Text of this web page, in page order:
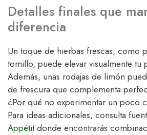
Detalles finales que
diferencia
Un toque de hierbas frescas, como
tomillo, puede elevar visualmente tu
Además, unas rodajas de limón
de frescura que complementa
¿Por qué no experimentar un poco
Para ideas adicionales, consulta
Appétitdonde encontrarás